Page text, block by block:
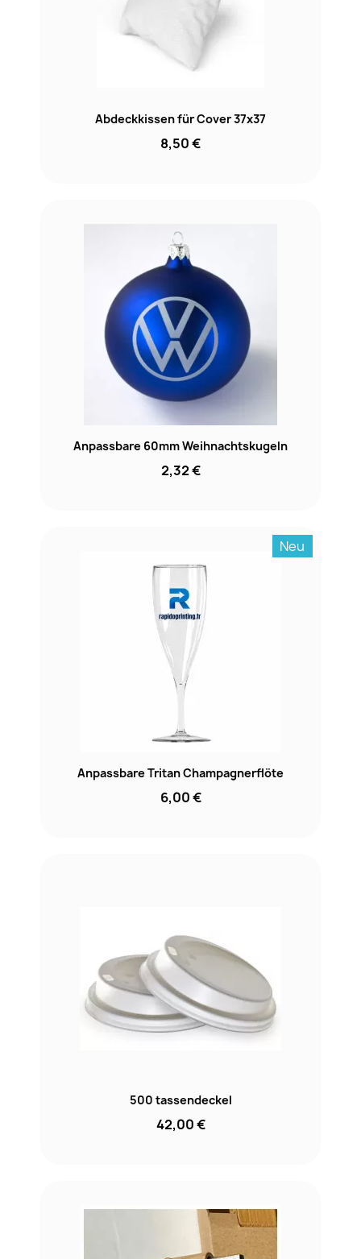
Abdeckkissen für Cover 37x37
8,50 €
Anpassbare 60mm Weihnachtskugeln
2,32 €
Neu
Anpassbare Tritan Champagnerflöte
6,00 €
500 tassendeckel
42,00 €